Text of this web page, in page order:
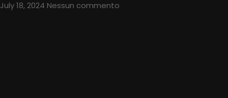
July 18, 2024 Nessun commento